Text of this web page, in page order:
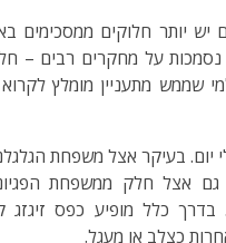
למעלה מ־100 שנים וגם כיום יש יותר חלוקים
נסמכות על מחקרים רבים –
שממש מתעניין מומלץ
גם אצל חלק ממשפחת
. בדרך כלל מופיע כפס זיגזג
כצלב או מעגל.